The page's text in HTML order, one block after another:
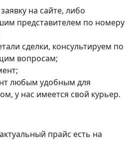
на сайте, либо
представителем по номеру
сделки, консультируем по
вопросам;
любым удобным для
у нас имеется свой курьер.
прайс есть на